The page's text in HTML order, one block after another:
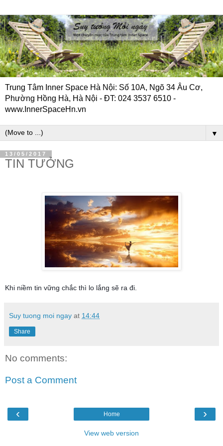
Trung Tâm Inner Space Hà Nội: Số 10A, Ngõ 34 Âu Cơ,
Phường Hồng Hà, Hà Nội - ĐT: 024 3537 6510 -
www.InnerSpaceHn.vn
▼
13/05/2017
TIN TƯỞNG
Khi niềm tin vững chắc thì lo lắng sẽ ra đi.
Suy tuong moi ngay at 14:44
Share
No comments:
Post a Comment
‹ ›
Home
View web version